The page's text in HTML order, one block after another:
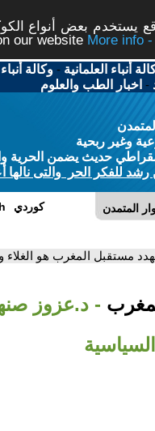
يستخدم بعض أنواع
our website
أنباء العلمانية -وكالة
- اخبار الطب والعلوم
وغير ربحية
حديث يضمن الحرية
للفكر الحر والتى نالها
المتمدن كوردي
مستقبل المغرب هو الغلاء
- د.عزوز